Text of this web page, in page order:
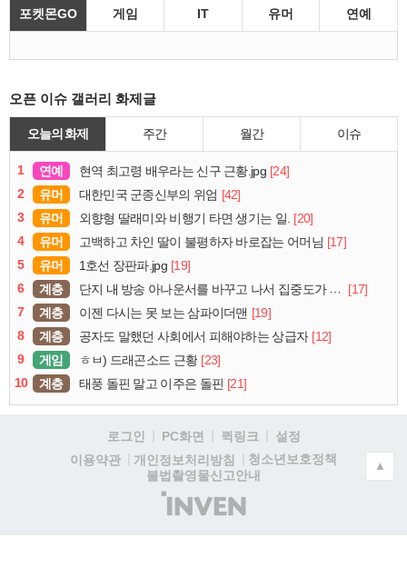
포켓몬GO 게임 IT 유머 연예
오픈 이슈 갤러리 화제글
오늘의 화제 주간 월간 이슈
1 연예 현역 최고령 배우라는 신구 근황.jpg [24]
2
유머 대한민국 군종신부의 위엄 [42]
3
유머 외향형 딸래미와 비행기 타면 생기는 일. [20]
4
유머 고백하고 차인 딸이 불평하자 바로잡는 어머님 [17]
5
유머 1호선 장판파.jpg [19]
6
계층 단지 내 방송 아나운서를 바꾸고 나서 집중도가 확 올라갔다는 한 아파트의 안내방송
[17]
7
계층 이젠 다시는 못 보는 삼파이더맨 [19]
8
계층 공자도 말했던 사회에서 피해야하는 상급자 [12]
9
게임 ㅎㅂ) 드래곤소드 근황 [23]
10
계층 태풍 돌핀 말고 이주은 돌핀 [21]
로그인 PC화면 퀵링크
설정
이용약관
개인정보처리방침
청소년보호정책
불법촬영물신고안내
(주)
인
▲